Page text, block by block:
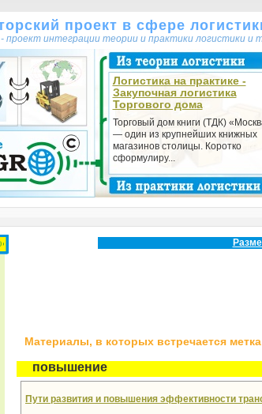
проект в сфере
- проект интеграции теории и практики логистики и
Логистика на практике -
Закупочная логистика
Торгового дома
Торговый дом книги (ТДК)
— один из крупнейших книжных
магазинов столицы. Коротко
сформулиру...
Материалы, в которых встречается метка
повышение
Пути развития и повышения эффективности